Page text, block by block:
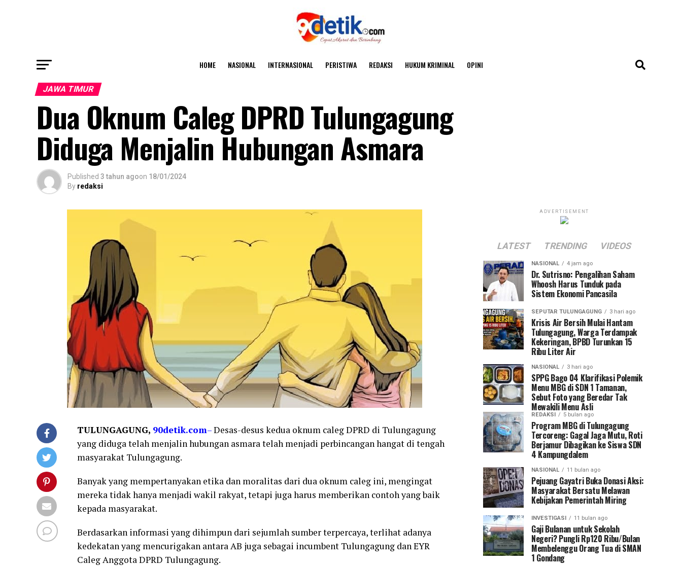
HOME NASIONAL INTERNASIONAL PERISTIWA REDAKSI HUKUM KRIMINAL OPINI
JAWA TIMUR
Dua Oknum Caleg DPRD Tulungagung
Diduga Menjalin Hubungan Asmara
Published 3 tahun agoon 18/01/2024
By redaksi
TULUNGAGUNG, 90detik.com–Desas-desus kedua oknum caleg DPRD di Tulungagung
yang diduga telah menjalin hubungan asmara telah menjadi perbincangan hangat di tengah
masyarakat Tulungagung.
Banyak yang mempertanyakan etika dan moralitas dari dua oknum caleg ini, mengingat
mereka tidak hanya menjadi wakil rakyat, tetapi juga harus memberikan contoh yang baik
kepada masyarakat.
Berdasarkan informasi yang dihimpun dari sejumlah sumber terpercaya, terlihat adanya
kedekatan yang mencurigakan antara AB juga sebagai incumbent Tulungagung dan EYR
Caleg Anggota DPRD Tulungagung.
ADVERTISEMENT
LATEST TRENDING VIDEOS
NASIONAL 4 jam ago
Dr. Sutrisno: Pengalihan Saham
Whoosh Harus Tunduk pada
Sistem Ekonomi Pancasila
SEPUTAR TULUNGAGUNG 3 hari ago
Krisis Air Bersih Mulai Hantam
Tulungagung, Warga Terdampak
Kekeringan, BPBD Turunkan 15
Ribu Liter Air
NASIONAL 3 hari ago
SPPG Bago 04 Klarifikasi Polemik
Menu MBG di SDN 1 Tamanan,
Sebut Foto yang Beredar Tak
Mewakili Menu Asli
REDAKSI 5 bulan ago
Program MBG di Tulungagung
Tercoreng: Gagal Jaga Mutu, Roti
Berjamur Dibagikan ke Siswa SDN
4 Kampungdalem
NASIONAL 11 bulan ago
Pejuang Gayatri Buka Donasi Aksi:
Masyarakat Bersatu Melawan
Kebijakan Pemerintah Miring
INVESTIGASI 11 bulan ago
Gaji Bulanan untuk Sekolah
Negeri? Pungli Rp120 Ribu/Bulan
Membelenggu Orang Tua di SMAN
1 Gondang